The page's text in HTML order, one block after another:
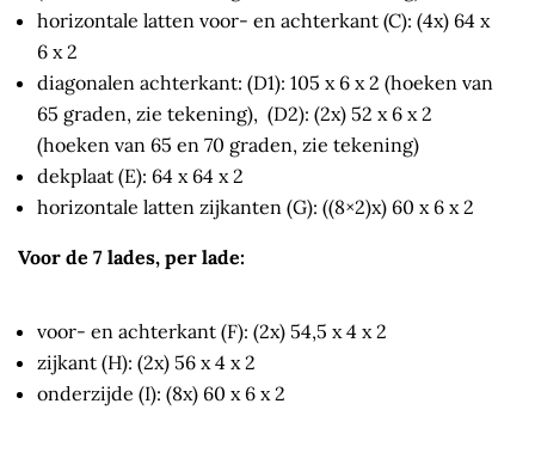
horizontale latten voor- en achterkant (C): (4x) 64 x
6 x 2
diagonalen achterkant: (D1): 105 x 6 x 2 (hoeken van
65 graden, zie tekening), (D2): (2x) 52 x 6 x 2
(hoeken van 65 en 70 graden, zie tekening)
dekplaat (E): 64 x 64 x 2
horizontale latten zijkanten (G): ((8×2)x) 60 x 6 x 2
Voor de 7 lades, per lade:
voor- en achterkant (F): (2x) 54,5 x 4 x 2
zijkant (H): (2x) 56 x 4 x 2
onderzijde (I): (8x) 60 x 6 x 2